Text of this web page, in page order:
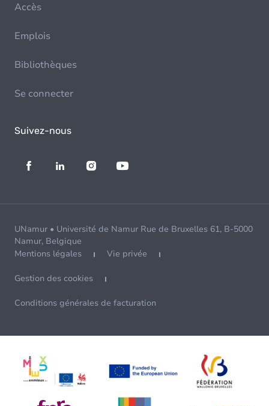
Accès
Emplois
Bibliothèques
Se connecter
Suivez-nous
UNamur • Université de Namur Rue de Bruxelles 61, B-5000
Namur, Belgique
Mentions légales
Vie privée
Gestion des cookies
Conditions générales de facturation